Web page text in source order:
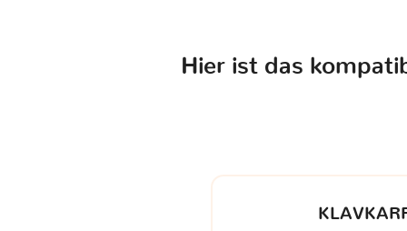
Hier ist das